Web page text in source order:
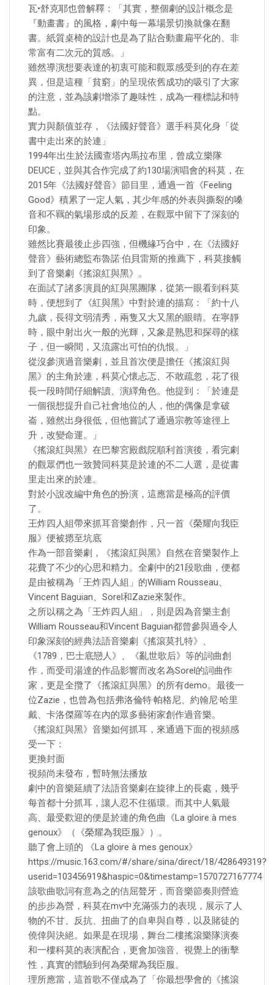
瓦•舒克耶也曾解釋：「其實，整個劇的設計概念是
『動畫書』的風格，劇中每一幕場景切換就像在翻
書。紙質桌椅的設計也是為了貼合動畫扁平化的、非
常富有二次元的質感。」
雖然導演想要表達的初衷可能和觀眾感受到的存在差
異，但是這種「貧窮」的呈現依舊成功的吸引了大家
的注意，並為該劇增添了趣味性，成為一種標誌和特
點。
實力與顏值並存，《法國好聲音》選手科莫化身「從
書中走出來的於連」
1994年出生於法國查塔內馬拉布里，曾成立樂隊
DEUCE，並與其合作完成了約130場演唱會的科莫，在
2015年《法國好聲音》節目里，通過一首《Feeling
Good》積累了一定人氣，其少年感的外表與撕裂的嗓
音和不羈的氣場形成的反差，在觀眾中留下了深刻的
印象。
雖然比賽最後止步四強，但機緣巧合中，在《法國好
聲音》藝術總監布魯諾·伯貝雷斯的推薦下，科莫接觸
到了音樂劇《搖滾紅與黑》。
在面試了諸多演員的紅與黑團隊，從第一眼看到科莫
時，便想到了《紅與黑》中對於連的描寫：「約十八
九歲，長得文弱清秀，兩隻又大又黑的眼睛。在寧靜
時，眼中射出火一般的光輝，又象是熟思和探尋的樣
子，但一瞬間，又流露出可怕的仇恨。」
從沒參演過音樂劇，並且首次便是擔任《搖滾紅與
黑》的主角於連，科莫心懷忐忑、不敢疏忽，花了很
長一段時間仔細解讀、演繹角色。他提到：「於連是
一個很想提升自己社會地位的人，他的偶像是拿破
崙，雖然出身很低，但他嘗試了通過宗教等途徑上
升，改變命運。」
《搖滾紅與黑》在巴黎宮殿戲院順利首演後，看完劇
的觀眾們也一致贊同科莫是於連的不二人選，是從書
里走出來的於連。
對於小說改編中角色的扮演，這應當是極高的評價
了。
王炸四人組帶來抓耳音樂創作，只一首《榮耀向我臣
服》便被摁至坑底
作為一部音樂劇，《搖滾紅與黑》自然在音樂製作上
花費了不少的心思和精力。全劇中的21段歌曲，便都
是由被稱為「王炸四人組」的William Rousseau、
Vincent Baguian、Sorel和Zazie來製作。
之所以稱之為「王炸四人組」，則是因為音樂主創
William Rousseau和Vincent Baguian都曾參與過令人
印象深刻的經典法語音樂劇《搖滾莫扎特》、
《1789，巴士底戀人》、《亂世歌后》等的詞曲創
作，而受司湯達的作品影響而改名為Sorel的詞曲作
家，更是全攬了《搖滾紅與黑》的所有demo。最後一
位Zazie，也曾為包括弗洛倫特·帕格尼、約翰尼·哈里
戴、卡洛傑羅等在內的眾多藝術家創作過音樂。
《搖滾紅與黑》音樂如何抓耳，來通過下面的視頻感
受一下：
更換封面
視頻尚未發布，暫時無法播放
劇中的音樂延續了法語音樂劇在旋律上的長處，幾乎
每首都十分抓耳，讓人忍不住循環。而其中人氣最
高、最受歡迎的便是於連的角色曲《La gloire à mes
genoux》（《榮耀為我臣服》）。
聽了會上頭的 《La gloire à mes genoux》
https://music.163.com/#/share/sina/direct/18/428649319?
userid=103456919&haspic=0&timestamp=1570727167774
該歌曲歌詞有意為之的佶屈聱牙，而音樂節奏則營造
的步步為營，科莫在mv中充滿張力的表現，展示了人
物的不甘、反抗、扭曲了的自卑與自尊，以及賭徒的
僥倖與決絕。如果是在現場，舞台二樓搖滾樂隊演奏
和一樓科莫的表演配合，更會加強音、視覺上的衝擊
性，真實的體驗到何為榮耀為我臣服。
理所應當，這首歌不僅成為了「你最想學會的《搖滾